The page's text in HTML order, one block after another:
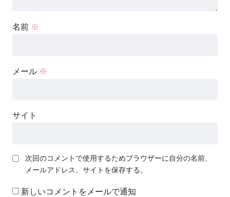
名前 ※
メール ※
サイト
次回のコメントで使用するためブラウザーに自分の名前、
メールアドレス、サイトを保存する。
新しいコメントをメールで通知